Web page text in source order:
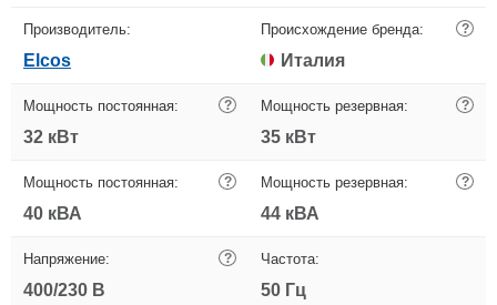
Производитель:
Elcos
Происхождение бренда: ?
Италия
Мощность постоянная: ?
32 кВт
Мощность резервная: ?
35 кВт
Мощность постоянная: ?
40 кВА
Мощность резервная: ?
44 кВА
Напряжение: ?
400/230 В
Частота:
50 Гц